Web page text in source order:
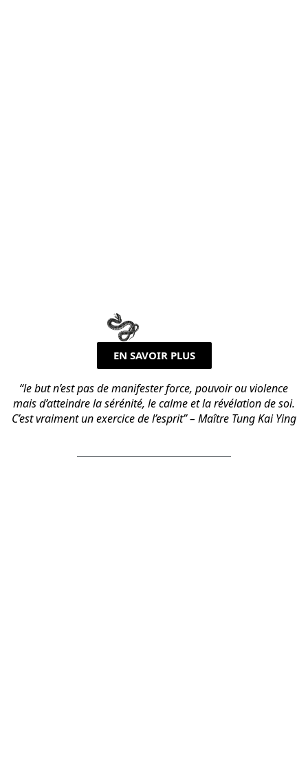
EN SAVOIR PLUS
“le but n’est pas de manifester force, pouvoir ou violence
mais d’atteindre la sérénité, le calme et la révélation de soi.
C’est vraiment un exercice de l’esprit” – Maître Tung Kai Ying